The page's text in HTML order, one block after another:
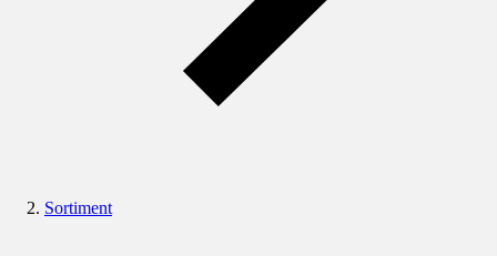
Sortiment